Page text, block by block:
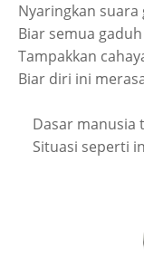
Nyaringkan suara
Biar semua gaduh
Tampakkan
Biar diri ini
Dasar manusia
Situasi seperti